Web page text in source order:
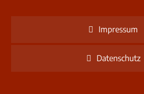
Impressum
Datenschutz